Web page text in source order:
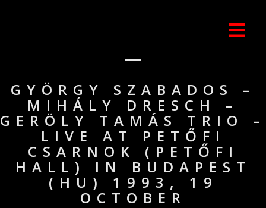
GYÖRGY SZABADOS –
MIHÁLY DRESCH –
GERÖLY TAMÁS TRIO –
LIVE AT PETŐFI
CSARNOK (PETŐFI
HALL) IN BUDAPEST
(HU) 1993, 19
OCTOBER